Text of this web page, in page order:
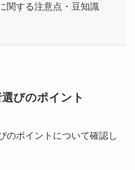
関する注意点・豆知識
びのポイント
のポイントについて確認し